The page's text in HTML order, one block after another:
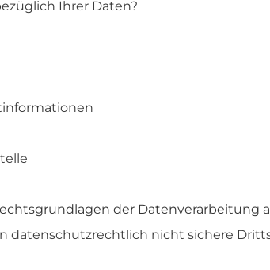
Ihrer Daten?
der Datenverarbeitung
datenschutzrechtlich nicht sichere